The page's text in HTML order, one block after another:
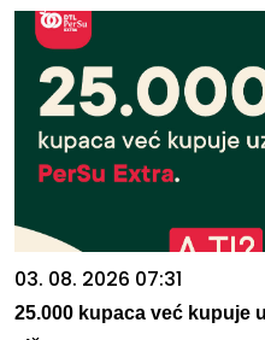
03. 08. 2026 07:31
25.000 kupaca već kupuje